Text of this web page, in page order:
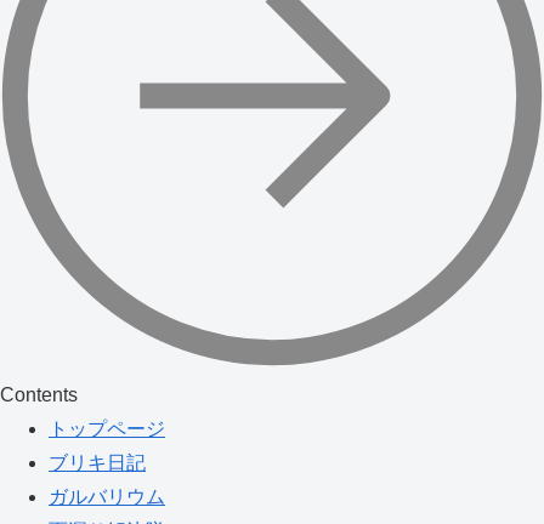
Contents
トップページ
ブリキ日記
ガルバリウム